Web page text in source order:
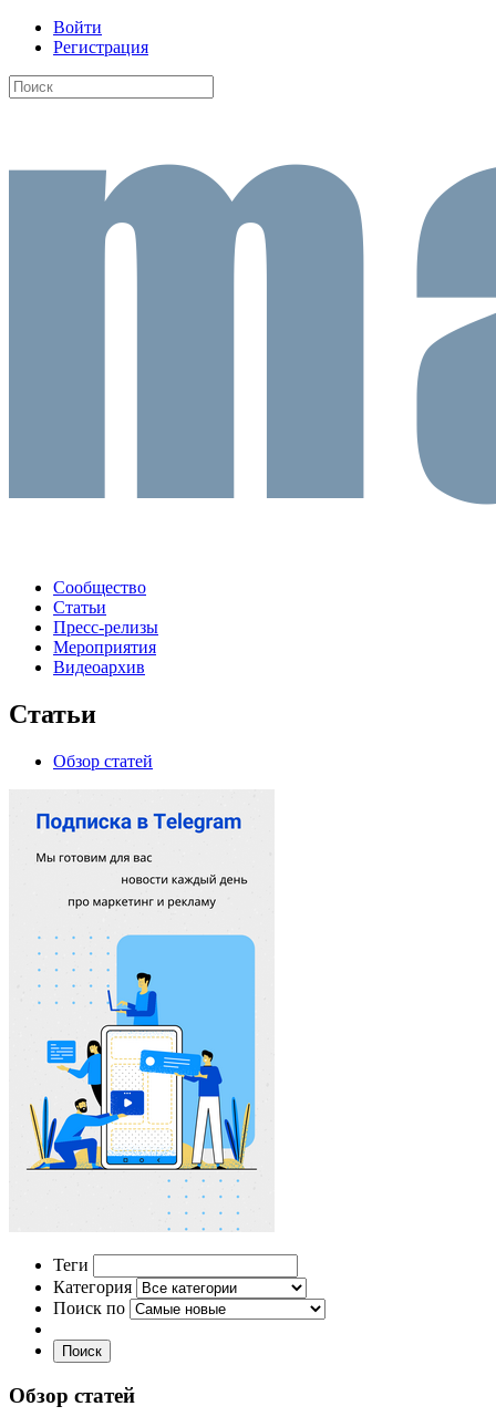
Войти
Регистрация
Сообщество
Статьи
Пресс-релизы
Мероприятия
Видеоархив
Статьи
Обзор статей
Теги
Категория
Поиск по
Поиск
Обзор статей